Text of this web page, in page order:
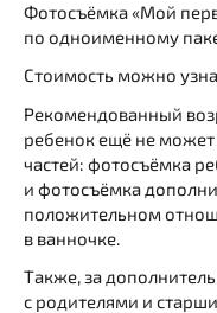
Фотосъёмка «Мой
по одноименному
Стоимость можно
Рекомендованный
ребенок ещё не может
частей: фотосъёмка
и фотосъёмка
положительном
в ванночке.
Также, за
с родителями и